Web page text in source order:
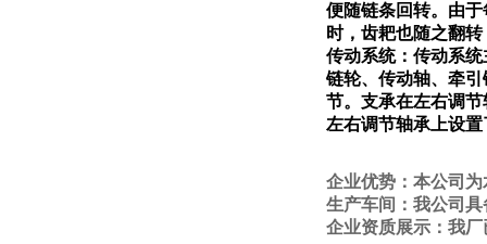
便随链条回转。由
时，齿耙也随之翻
传动系统：传动系
链轮、传动轴、牵
节。支承在左右调
左右调节轴承上设
企业优势：本公司
生产车间：我公司具
企业资质展示：我厂